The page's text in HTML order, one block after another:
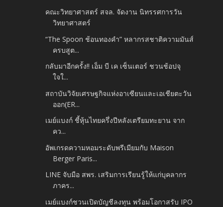
คณะวิทยาศาสตร์ สจล. จัดงาน นิทรรศการวัน
วิทยาศาสตร์
“The Spoon ช้อนทองคำ” หลากรสชาติความมันส์
ครบสูต...
กลับมาอีกครั้ง!! เอ็ม บี เค เซ็นเตอร์ ชวนช้อปจุ
ใจใ...
สถาบันวิจัยเศรษฐกิจแห่งอาเซียนและเอเชียตะวัน
ออก(ER...
เมย์แบงก์ ชี้หุ้นไทยครึ่งปีหลังเตรียมทะยาน จาก
คว...
อัพเกรดความหอมระดับพรีเมียมกับ Maison
Berger Paris...
LINE จับมือ สพร. เสริมการเรียนรู้ให้แก่บุคลากร
ภาคร...
เมย์แบงก์ชวนเปิดบัญชีลงทุน พร้อมโอกาสรับ IPO